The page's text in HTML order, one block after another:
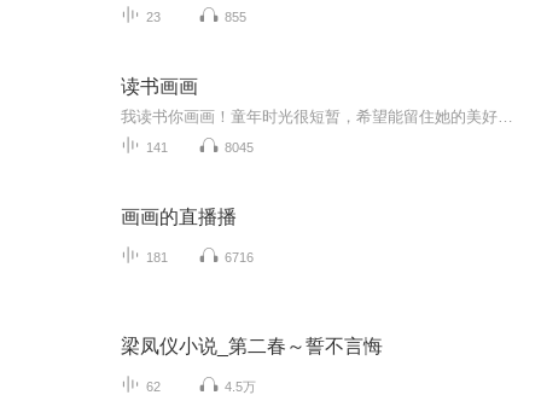
23 855
读书画画
141 8045
画画的直播播
181 6716
梁凤仪小说_第二春～誓不言悔
62 4.5万